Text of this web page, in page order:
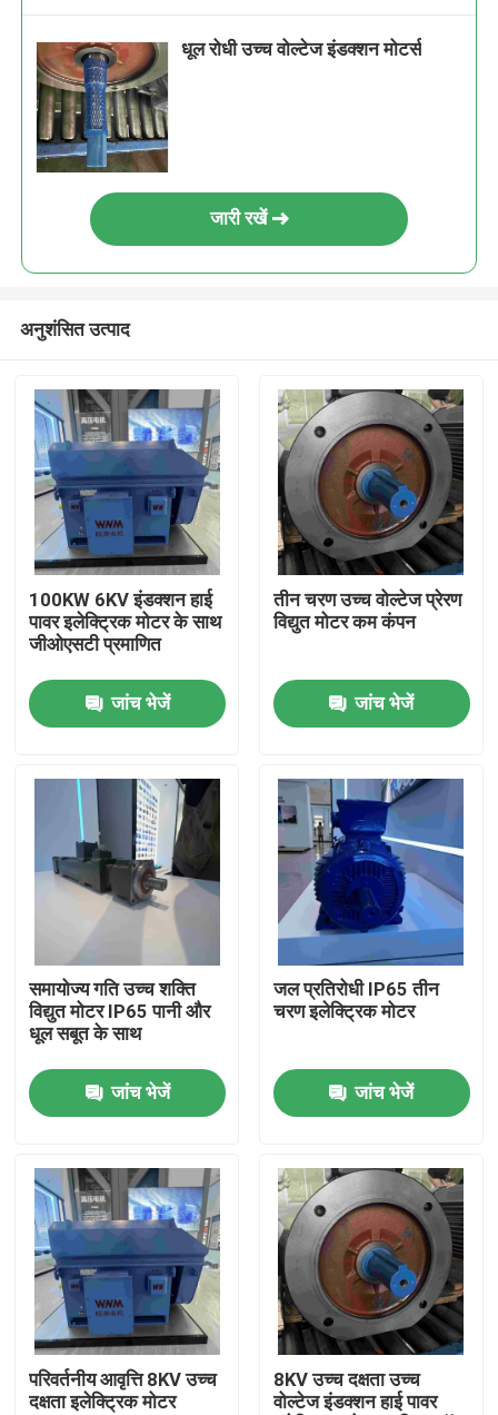
उत्पादों
हमारे बारे में
कारखाना भ्रमण
गुणवत्ता नियंत्रण
संपर्क करें
एक उद्धरण का अनुरोध करें
उच्च दक्षता वाली इलेक्ट्रिक मोटर
सिंगल फेज इलेक्ट्रिक मोटर्स
धूल रोधी उच्च वोल्टेज इंडक्शन मोटर्स
जारी रखें
अनुशंसित उत्पाद
100KW 6KV इंडक्शन हाई
पावर इलेक्ट्रिक मोटर के साथ
जीओएसटी प्रमाणित
जांच भेजें
तीन चरण उच्च वोल्टेज प्रेरण
विद्युत मोटर कम कंपन
जांच भेजें
समायोज्य गति उच्च शक्ति
विद्युत मोटर IP65 पानी और
धूल सबूत के साथ
जांच भेजें
जल प्रतिरोधी IP65 तीन
चरण इलेक्ट्रिक मोटर
जांच भेजें
परिवर्तनीय आवृत्ति 8KV उच्च
दक्षता इलेक्ट्रिक मोटर
8KV उच्च दक्षता उच्च
वोल्टेज इंडक्शन हाई पावर